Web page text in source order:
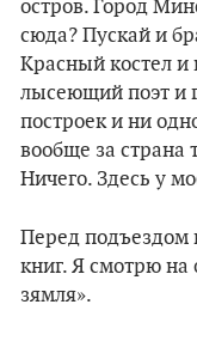
остров. Город
сюда? Пускай и
Красный костел и
лысеющий поэт и
построек и ни
вообще за страна
Ничего. Здесь у
Перед подъездом
книг. Я смотрю на
зямля».